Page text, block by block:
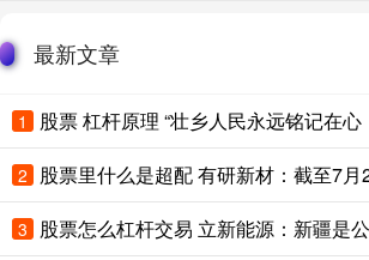
最新文章
1
2
3